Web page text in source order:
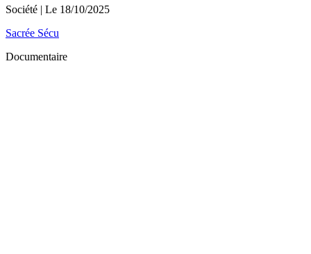
Société | Le 18/10/2025
Sacrée Sécu
Documentaire